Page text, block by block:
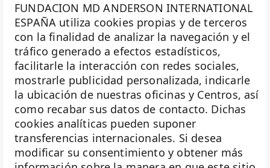
FUNDACION MD ANDERSON INTERNATIONAL
ESPAÑA utiliza cookies propias y de terceros
con la finalidad de analizar la navegación y el
tráfico generado a efectos estadísticos,
facilitarle la interacción con redes sociales,
mostrarle publicidad personalizada, indicarle
la ubicación de nuestras oficinas y Centros, así
como recabar sus datos de contacto. Dichas
cookies analíticas pueden suponer
transferencias internacionales. Si desea
modificar su consentimiento y obtener más
La Fundación MD Anderson España - Hospiten es
miembro de laAsociación Española de Fundaciones
Investigación
Biobanco
Docencia
Voluntariado